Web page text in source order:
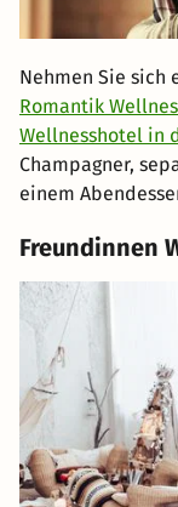
Nehmen Sie sich
Romantik
Wellnesshotel in
Champagner,
einem
Freundinnen